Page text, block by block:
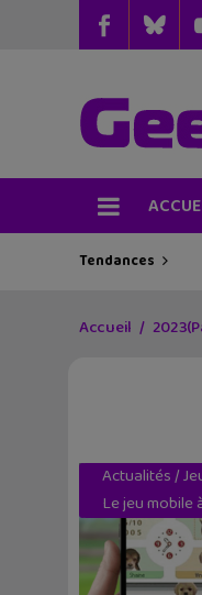
Tendances
Accueil 2023
Actualités/
Le jeu mobile